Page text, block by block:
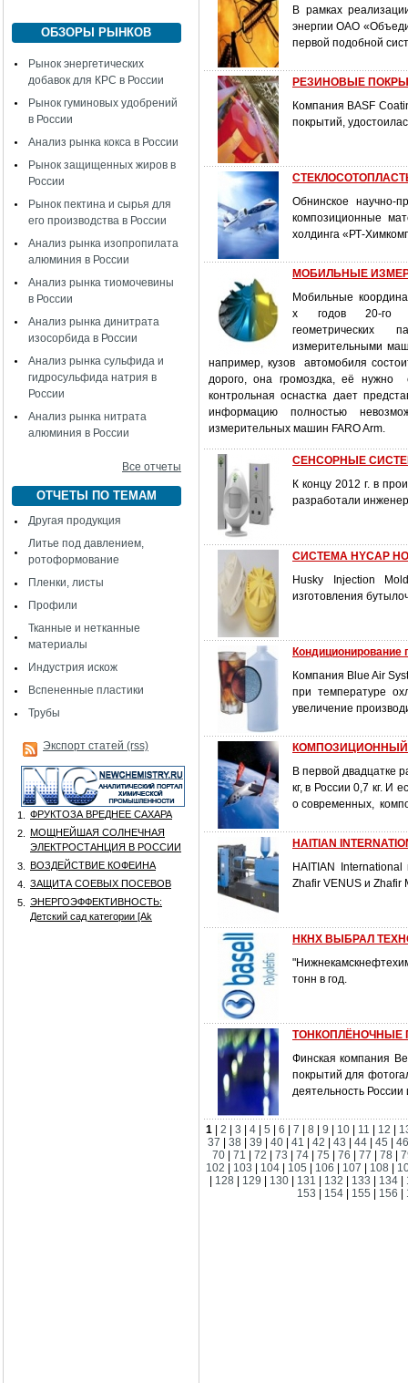
ОБЗОРЫ РЫНКОВ
Рынок энергетических
добавок для КРС в России
Рынок гуминовых удобрений
в России
Анализ рынка кокса в России
Рынок защищенных жиров в
России
Рынок пектина и сырья для
его производства в России
Анализ рынка изопропилата
алюминия в России
Анализ рынка тиомочевины
в России
Анализ рынка динитрата
изосорбида в России
Анализ рынка сульфида и
гидросульфида натрия в
России
Анализ рынка нитрата
алюминия в России
Все отчеты
ОТЧЕТЫ ПО ТЕМАМ
Другая продукция
Литье под давлением,
ротоформование
Пленки, листы
Профили
Тканные и нетканные
материалы
Индустрия искож
Вспененные пластики
Трубы
Экспорт статей (rss)
1.
ФРУКТОЗА ВРЕДНЕЕ САХАРА
2.
МОЩНЕЙШАЯ СОЛНЕЧНАЯ
ЭЛЕКТРОСТАНЦИЯ В РОССИИ
3.
ВОЗДЕЙСТВИЕ КОФЕИНА
4.
ЗАЩИТА СОЕВЫХ ПОСЕВОВ
5.
ЭНЕРГОЭФФЕКТИВНОСТЬ:
Детский сад категории [Аk
В рамках
энергии ОАО
первой подобной
РЕЗИНОВЫЕ
Компания BASF
покрытий,
Обнинское научно-
композиционные
холдинга «РТ-
МОБИЛЬНЫЕ
Мобильные
х годов 20-го
геометрических
измерительными
например, кузов автомобиля
дорого, она громоздка, её нужно
контрольная оснастка дает
информацию полностью
измерительных машин FARO Arm.
СЕНСОРНЫЕ
К концу 2012 г. в
разработали
СИСТЕМА HYCAP
Husky Injection
изготовления
Компания Blue Air
при температуре
увеличение
КОМПОЗИЦИОННЫЙ
В первой двадцатке
кг, в России 0,7 кг. И
о современных,
HAITIAN
HAITIAN
Zhafir VENUS и Zhafir
НКНХ ВЫБРАЛ
тонн в год.
ТОНКОПЛЁНОЧНЫЕ
Финская компания
покрытий для
деятельность
1 2 3 4 5 6 7 8 9 10 11 12
37
|38 |39 |40 |41 |42 |43 |44 |45 |
70
71 72 73 74 75 76 77 78
102
103 104 105 106 107 108
128 129 130 131 132 133 134
153
154 155 156